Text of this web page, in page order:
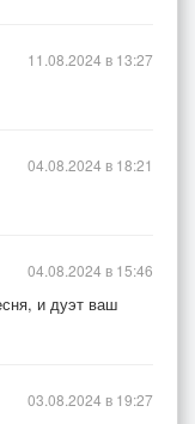
11.08.2024 в 13:27
04.08.2024 в 18:21
и дуэт ваш
04.08.2024 в 15:46
03.08.2024 в 19:27